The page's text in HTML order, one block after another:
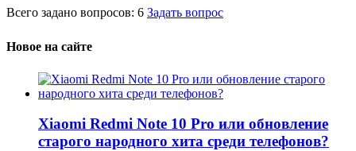
Всего задано вопросов: 6 Задать вопрос
Новое на сайте
Xiaomi Redmi Note 10 Pro или обновление
старого народного хита среди телефонов?